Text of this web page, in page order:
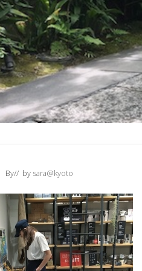
By// by sara@kyoto